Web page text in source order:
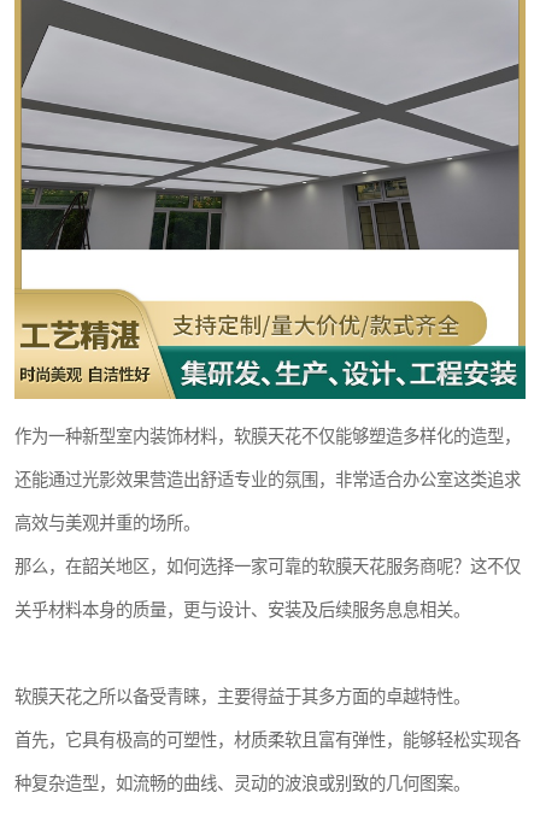
作为一种新型室内装饰材料，软膜天花不仅能够塑造多样化的造型，
还能通过光影效果营造出舒适专业的氛围，非常适合办公室这类追求
高效与美观并重的场所。
那么，在韶关地区，如何选择一家可靠的软膜天花服务商呢？这不仅
关乎材料本身的质量，更与设计、安装及后续服务息息相关。
软膜天花之所以备受青睐，主要得益于其多方面的卓越特性。
首先，它具有极高的可塑性，材质柔软且富有弹性，能够轻松实现各
种复杂造型，如流畅的曲线、灵动的波浪或别致的几何图案。